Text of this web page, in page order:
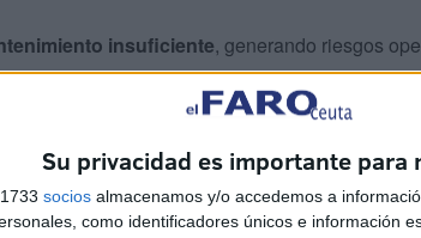
Su privacidad es importante para
socios almacenamos y/o accedemos a
como identificadores únicos e información
insuficiente, generando riesgos
ventilación, iluminación o temperatura, que
para las tareas diarias.